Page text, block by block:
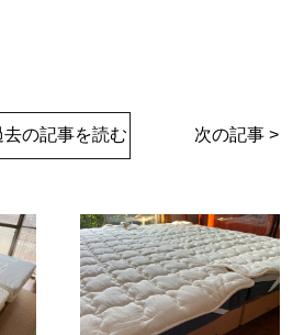
去の記事を読む 次の記事 >